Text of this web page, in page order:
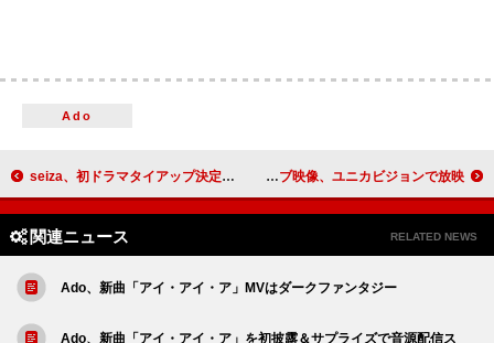
Ado
seiza、初ドラマタイアップ決定 新曲「恋文学」がテレ東系ドラマ『るなしい』EDテーマに アイナ・ジ・エンドのライブ映像、ユニカビジョンで放映
関連ニュース RELATED NEWS
Ado、新曲「アイ・アイ・ア」MVはダークファンタジー
Ado、新曲「アイ・アイ・ア」を初披露＆サプライズで音源配信ス